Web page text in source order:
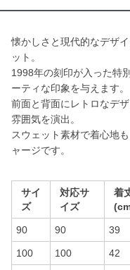
懐かしさと現代的なデザ
ット。
1998年の刻印が入った特
ーティな印象を与えます。
前面と背面にレトロなデ
雰囲気を演出。
スウェット素材で着心地
ャージです。
サイ
ズ
対応サ
イズ
着
90 90 39
100 100 42